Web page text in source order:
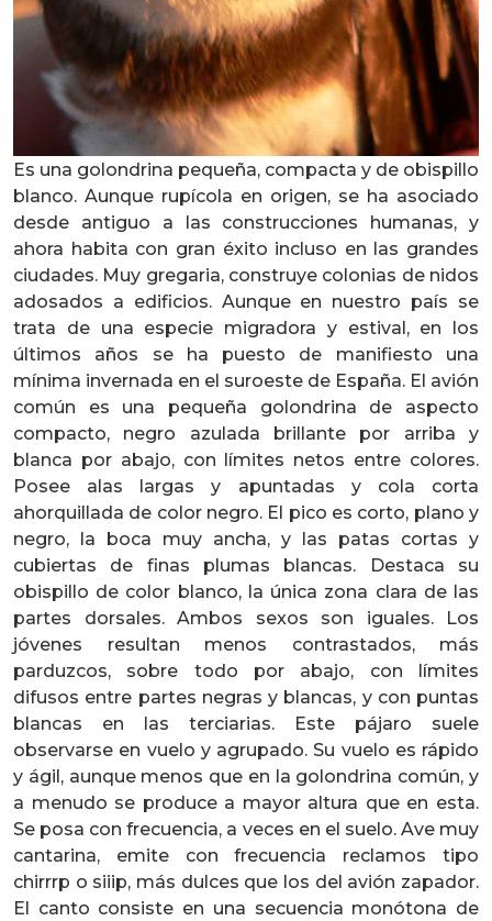
Es una golondrina pequeña, compacta y de obispillo
blanco. Aunque rupícola en origen, se ha asociado
desde antiguo a las construcciones humanas, y
ahora habita con gran éxito incluso en las grandes
ciudades. Muy gregaria, construye colonias de nidos
adosados a edificios. Aunque en nuestro país se
trata de una especie migradora y estival, en los
últimos años se ha puesto de manifiesto una
mínima invernada en el suroeste de España. El avión
común es una pequeña golondrina de aspecto
compacto, negro azulada brillante por arriba y
blanca por abajo, con límites netos entre colores.
Posee alas largas y apuntadas y cola corta
ahorquillada de color negro. El pico es corto, plano y
negro, la boca muy ancha, y las patas cortas y
cubiertas de finas plumas blancas. Destaca su
obispillo de color blanco, la única zona clara de las
partes dorsales. Ambos sexos son iguales. Los
jóvenes resultan menos contrastados, más
parduzcos, sobre todo por abajo, con límites
difusos entre partes negras y blancas, y con puntas
blancas en las terciarias. Este pájaro suele
observarse en vuelo y agrupado. Su vuelo es rápido
y ágil, aunque menos que en la golondrina común, y
a menudo se produce a mayor altura que en esta.
Se posa con frecuencia, a veces en el suelo. Ave muy
cantarina, emite con frecuencia reclamos tipo
chirrrp o siiip, más dulces que los del avión zapador.
El canto consiste en una secuencia monótona de